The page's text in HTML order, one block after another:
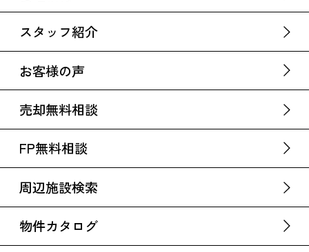
スタッフ紹介
お客様の声
売却無料相談
FP無料相談
周辺施設検索
物件カタログ